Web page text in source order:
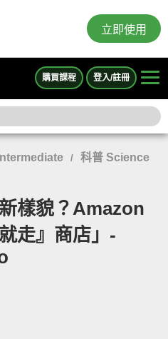
立即使用
購買課程 登入/註冊
/ 科普 Science
新樣貌？Amazon
走』商店」-